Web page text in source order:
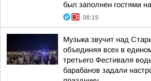
был заполнен гостями
08:15
Музыка звучит над
объединяя всех в
третьего Фестиваля
барабанов задали